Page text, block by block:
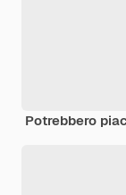
Potrebbero